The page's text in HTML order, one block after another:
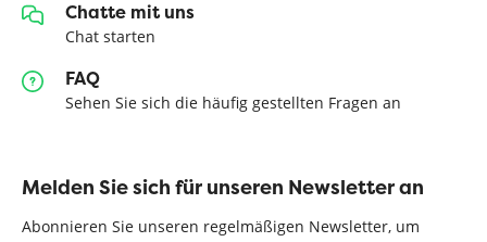
Chatte mit uns
Chat starten
FAQ
Sehen Sie sich die häufig gestellten Fragen an
Melden Sie sich für unseren Newsletter an
Abonnieren Sie unseren regelmäßigen Newsletter, um